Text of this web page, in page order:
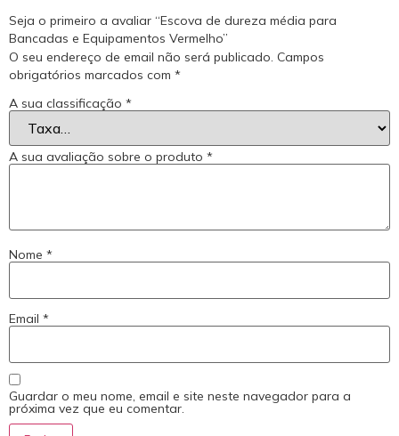
Seja o primeiro a avaliar “Escova de dureza média para
Bancadas e Equipamentos Vermelho”
O seu endereço de email não será publicado. Campos
obrigatórios marcados com *
A sua classificação *
A sua avaliação sobre o produto *
Nome *
Email *
Guardar o meu nome, email e site neste navegador para a
próxima vez que eu comentar.